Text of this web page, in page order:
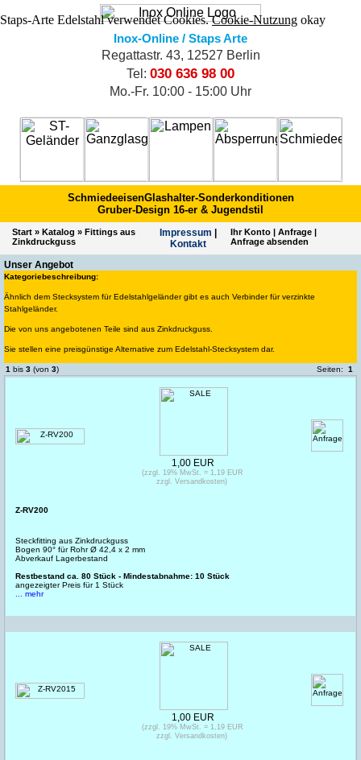
Staps-Arte Edelstahl verwendet Cookies.Cookie-Nutzung okay
Inox-Online / Staps Arte
Regattastr. 43, 12527 Berlin
Tel: 030 636 98 00
Mo.-Fr. 10:00 - 15:00 Uhr
SchmiedeeisenGlashalter-Sonderkonditionen
Gruber-Design 16-er & Jugendstil
Start » Katalog » Fittings aus
Zinkdruckguss
Impres­sum
Kontakt
Ihr Konto |Anfrage |
Anfrage absenden
Unser Angebot
Kategoriebeschreibung:
Ähnlich dem Stecksystem für Edelstahlgeländer gibt es auch Verbinder für verzinkte
Stahlgeländer.
Die von uns angebotenen Teile sind aus Zinkdruckguss.
Sie stellen eine preisgünstige Alternative zum Edelstahl-Stecksystem dar.
1 bis 3 (von 3) Seiten: 1
Z-RV200
Steckfitting aus Zinkdruckguss
Bogen 90° für Rohr Ø 42,4 x 2 mm
Abverkauf Lagerbestand
Restbestand ca. 80 Stück - Mindestabnahme: 10 Stück
angezeigter Preis für 1 Stück
... mehr
1,00 EUR
(zzgl. 19% MwSt. = 1,19 EUR
zzgl. Versandkosten)
1,00 EUR
(zzgl. 19% MwSt. = 1,19 EUR
zzgl. Versandkosten)